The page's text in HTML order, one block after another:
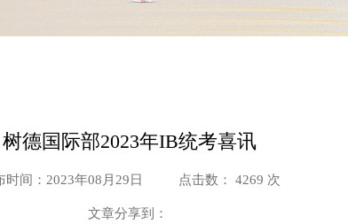
树德国际部2023年IB统考喜讯
时间：2023年08月29日 点击数： 4269 次
文章分享到：